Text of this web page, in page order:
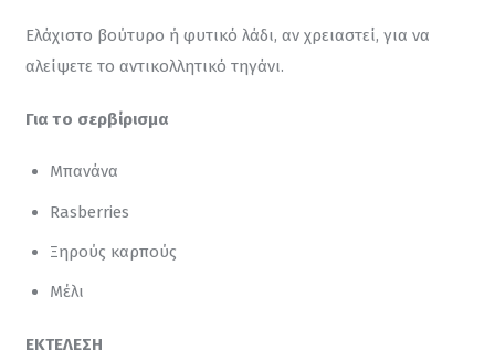
Ελάχιστο βούτυρο ή φυτικό λάδι, αν χρειαστεί, για να
αλείψετε το αντικολλητικό τηγάνι.
Για το σερβίρισμα
Μπανάνα
Rasberries
Ξηρούς καρπούς
Μέλι
ΕΚΤΕΛΕΣΗ